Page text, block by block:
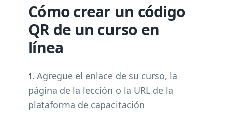
Cómo crear un código
QR de un curso en
línea
Agregue el enlace de su curso, la
página de la lección o la URL de la
plataforma de capacitación